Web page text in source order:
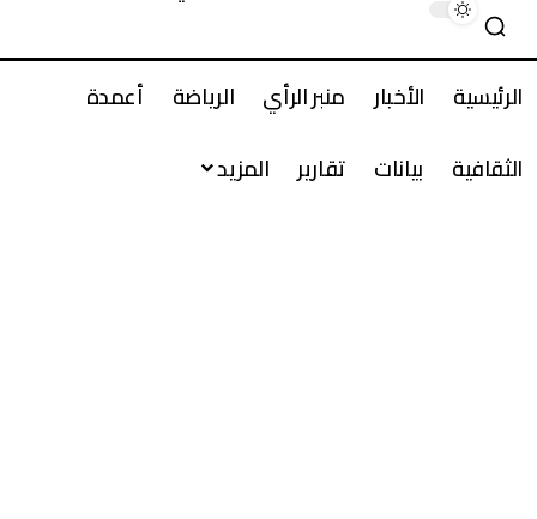
الرئيسية الأخبار منبر الرأي الرياضة
أعمدة
الثقافية
بيانات تقارير المزيد